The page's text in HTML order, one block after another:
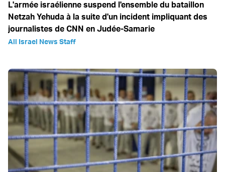
L'armée israélienne suspend l'ensemble du bataillon
Netzah Yehuda à la suite d'un incident impliquant des
journalistes de CNN en Judée-Samarie
All Israel News Staff